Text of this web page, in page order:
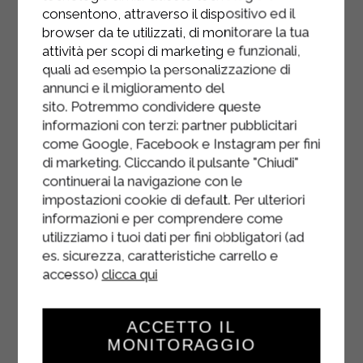
Remuez la pâte à crêpes pour la
réhydrater. Beurrez une poêle
antiadhésive et, une fois chaude,
versez-y une louche de pâte. Faites
tourner la poêle pour que la pâte
recouvre tout le fond.
Faites cuire la crêpe pendant une
minute à feu moyen-doux ; dès que
les bords commencent à se
détacher, retournez-la et faites cuire
l’autre côté. Répétez l’opération
jusqu’à épuisement de la pâte ; vous
Une fois le filet reposé, disposez les
crêpes sur une feuille de film
consentono, attraverso il dispositivo ed il
browser da te utilizzati, di monitorare la tua
attività per scopi di marketing e funzionali,
quali ad esempio la personalizzazione di
annunci e il miglioramento del
sito. Potremmo condividere queste
informazioni con terzi: partner pubblicitari
come Google, Facebook e Instagram per fini
di marketing. Cliccando il pulsante "Chiudi"
continuerai la navigazione con le
impostazioni cookie di default. Per ulteriori
informazioni e per comprendere come
utilizziamo i tuoi dati per fini obbligatori (ad
es. sicurezza, caratteristiche carrello e
accesso) clicca qui
ACCETTO IL
MONITORAGGIO